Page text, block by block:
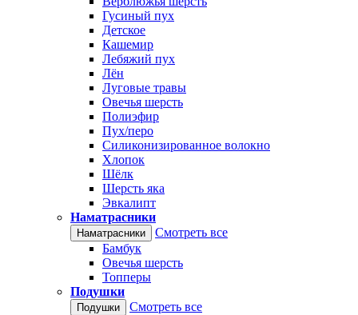
Гусиный пух
Детское
Кашемир
Лебяжий пух
Лён
Луговые травы
Овечья шерсть
Полиэфир
Пух/перо
Силиконизированное волокно
Хлопок
Шёлк
Шерсть яка
Эвкалипт
Наматрасники
Наматрасники
Смотреть все
Бамбук
Овечья шерсть
Топперы
Подушки
Подушки
Смотреть все